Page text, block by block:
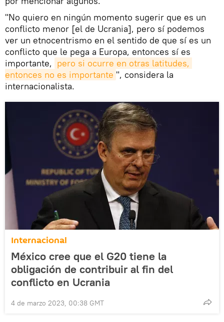
"No quiero en ningún momento sugerir que es un
conflicto menor [el de Ucrania], pero sí podemos
ver un etnocentrismo en el sentido de que sí es un
conflicto que le pega a Europa, entonces sí es
importante, pero si ocurre en otras latitudes,
entonces no es importante ", considera la
internacionalista.
Internacional
México cree que el G20 tiene la
obligación de contribuir al fin del
conflicto en Ucrania
4 de marzo 2023, 00:38 GMT